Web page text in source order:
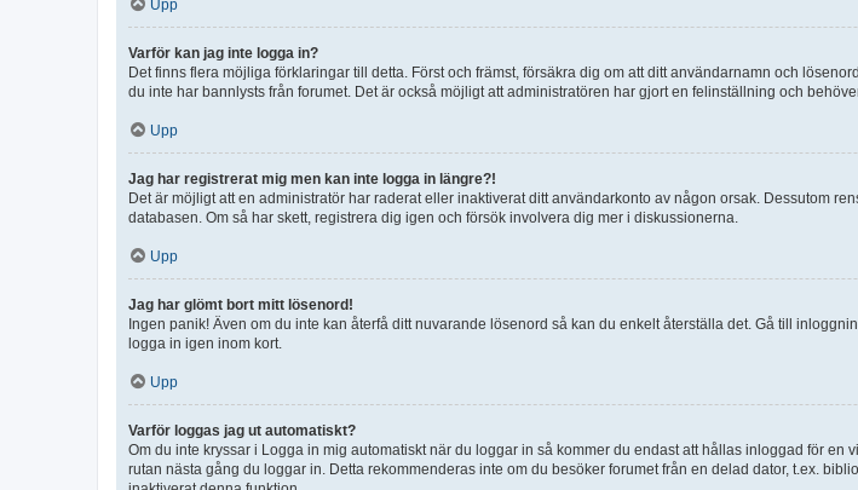
Upp
Varför kan jag inte logga in?
Det finns flera möjliga förklaringar till detta. Först och främst, försäkra dig om att ditt användarnamn och
du inte har bannlysts från forumet. Det är också möjligt att administratören har gjort en felinställning och
Upp
Jag har registrerat mig men kan inte logga in längre?!
Det är möjligt att en administratör har raderat eller inaktiverat ditt användarkonto av någon orsak. Dessutom
databasen. Om så har skett, registrera dig igen och försök involvera dig mer i diskussionerna.
Upp
Jag har glömt bort mitt lösenord!
Ingen panik! Även om du inte kan återfå ditt nuvarande lösenord så kan du enkelt återställa det. Gå till
logga in igen inom kort.
Upp
Varför loggas jag ut automatiskt?
Om du inte kryssar i Logga in mig automatiskt när du loggar in så kommer du endast att hållas inloggad för
rutan nästa gång du loggar in. Detta rekommenderas inte om du besöker forumet från en delad dator, t.ex.